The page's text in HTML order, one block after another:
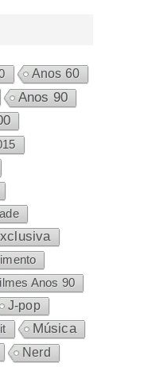
Anos 60
Anos 90
Anos 90
J-pop
Música
Nerd